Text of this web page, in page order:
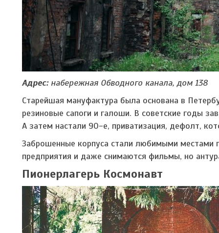
Адрес:набережная Обводного канала, дом 138
Старейшая мануфактура была основана в
резиновые сапоги и галоши. В советские годы
А затем настали 90-е, приватизация, дефолт,
Заброшенные корпуса стали любимыми местами
предприятия и даже снимаются фильмы, но
Пионерлагерь Космонавт